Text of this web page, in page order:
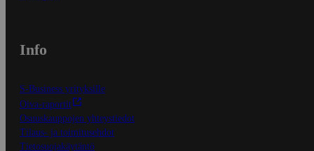
Info
S-Business yrityksille
Oiva-raportit
Osuuskauppojen yhteystiedot
Tilaus- ja toimitusehdot
Tietosuojakäytäntö